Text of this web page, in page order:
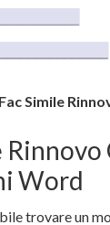
Fac Simile
Word
trovare un